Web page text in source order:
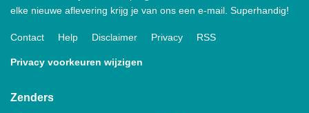
elke nieuwe aflevering krijg je van ons een e-mail. Superhandig!
Contact Help Disclaimer Privacy RSS
Privacy voorkeuren wijzigen
Zenders